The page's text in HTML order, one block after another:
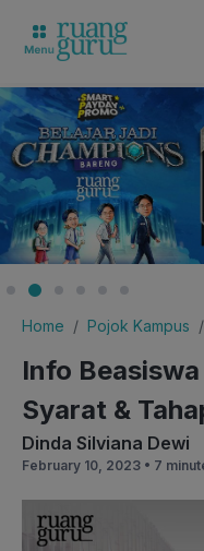
Home Pojok Kampus
Info
Syarat &
Dinda Silviana Dewi
February 10, 2023 • 7